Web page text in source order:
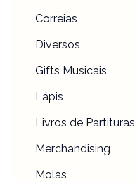
Correias
Diversos
Gifts Musicais
Lápis
Livros de Partituras
Merchandising
Molas